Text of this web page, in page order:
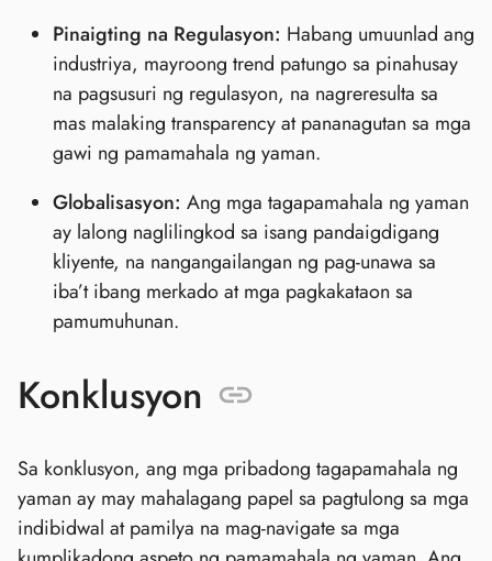
Pinaigting na Regulasyon: Habang umuunlad ang
industriya, mayroong trend patungo sa pinahusay
na pagsusuri ng regulasyon, na nagreresulta sa
mas malaking transparency at pananagutan sa mga
gawi ng pamamahala ng yaman.
Globalisasyon: Ang mga tagapamahala ng yaman
ay lalong naglilingkod sa isang pandaigdigang
kliyente, na nangangailangan ng pag-unawa sa
iba’t ibang merkado at mga pagkakataon sa
pamumuhunan.
Konklusyon
Sa konklusyon, ang mga pribadong tagapamahala ng
yaman ay may mahalagang papel sa pagtulong sa mga
indibidwal at pamilya na mag-navigate sa mga